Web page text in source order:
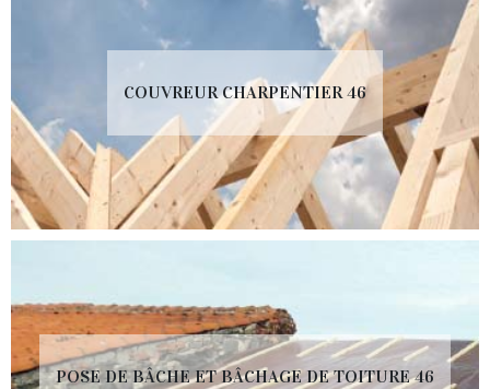
COUVREUR CHARPENTIER 46
POSE DE BÂCHE ET BÂCHAGE DE TOITURE 46